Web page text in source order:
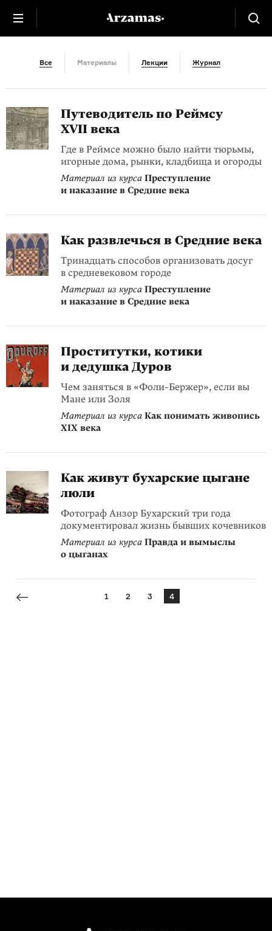
Путеводитель
Все Материалы Лекции Журнал
Путеводитель по Реймсу
XVII века
Где в Реймсе можно было найти тюрьмы,
игорные дома, рынки, кладбища и огороды
Материал из курса Преступление
и наказание в Средние века
Как развлечься в Средние века
Тринадцать способов организовать досуг
в средневековом городе
Материал из курса Преступление
и наказание в Средние века
Проститутки, котики
и дедушка Дуров
Чем заняться в «Фоли-Бержер», если вы
Мане или Золя
Материал из курса Как понимать живопись
XIX века
Как живут бухарские цыгане
люли
Фотограф Анзор Бухарский три года
документировал жизнь бывших кочевников
Материал из курса Правда и вымыслы
о цыганах
1 2 3 4